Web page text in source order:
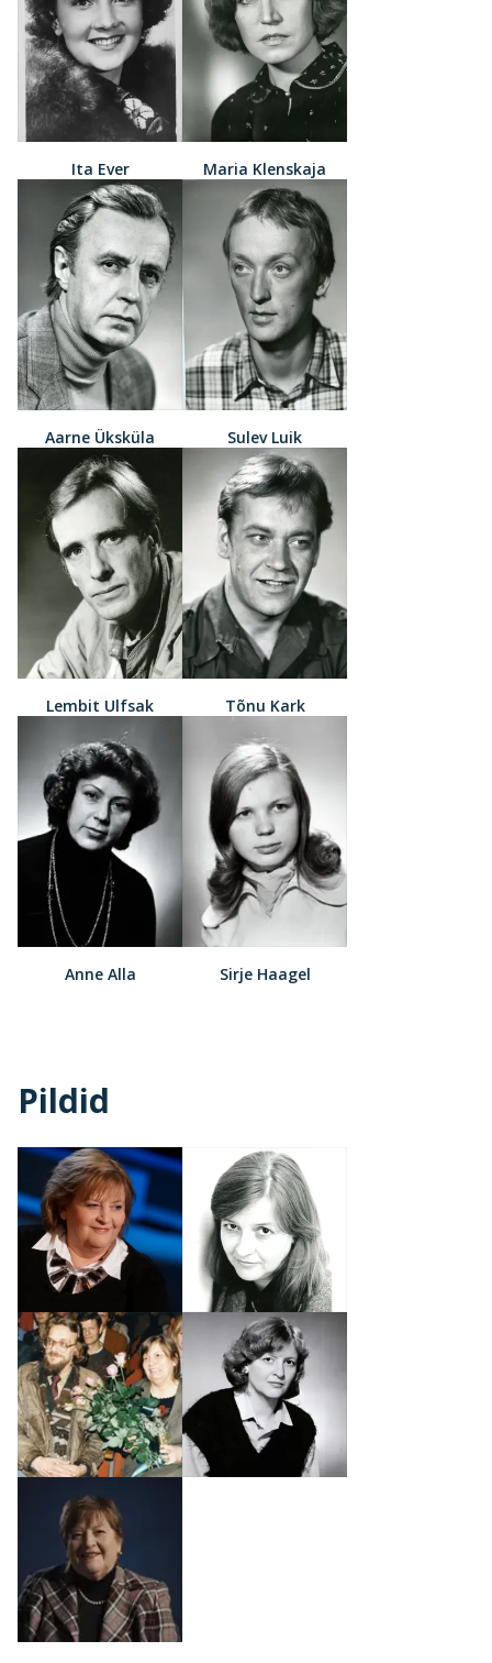
Ita Ever Maria Klenskaja
Aarne Üksküla Sulev Luik
Lembit Ulfsak Tõnu Kark
Anne Alla Sirje Haagel
Pildid